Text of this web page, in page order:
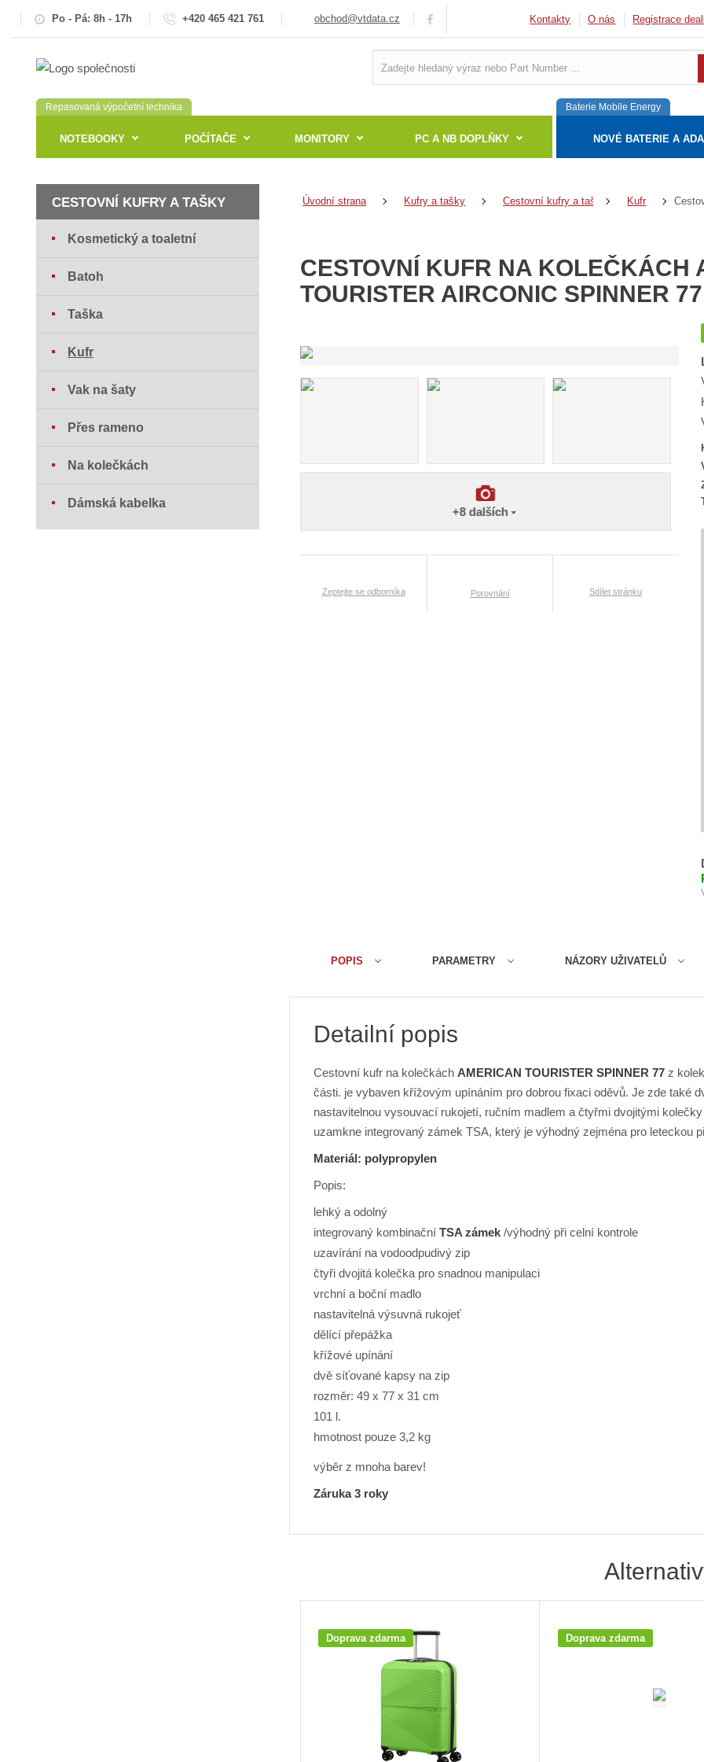
Po - Pá: 8h - 17h +420 465 421 761 obchod@vtdata.cz Kontakty O nás Registrace
Repasovaná výpočetní technika
NOTEBOOKY POČÍTAČE MONITORY PC A NB DOPLŇKY
Baterie Mobile Energy
NOVÉ BATERIE A
Úvodní strana Kufry a tašky Cestovní kufry a tašky Kufr
CESTOVNÍ KUFR NA KOLEČKÁCH
TOURISTER AIRCONIC SPINNER 77
+8 dalších
Zeptejte se odborníka Porovnání Sdílet stránku
POPIS PARAMETRY NÁZORY UŽIVATELŮ
Detailní popis
Cestovní kufr na kolečkách AMERICAN TOURISTER SPINNER 77z
části. je vybaven křížovým upínáním pro dobrou fixaci oděvů. Je zde také
nastavitelnou vysouvací rukojetí, ručním madlem a čtyřmi dvojitými
uzamkne integrovaný zámek TSA, který je výhodný zejména pro leteckou
Materiál: polypropylen
Popis:
lehký a odolný
integrovaný kombinačníTSA zámek/výhodný při celní kontrole
uzavírání na vodoodpudivý zip
čtyři dvojitá kolečka pro snadnou manipulaci
vrchní a boční madlo
nastavitelná výsuvná rukojeť
dělící přepážka
křížové upínání
dvě síťované kapsy na zip
rozměr: 49 x 77 x 31 cm
101 l.
hmotnost pouze 3,2 kg
výběr z mnoha barev!
Záruka 3 roky
Doprava zdarma Doprava zdarma
CESTOVNÍ KUFRY A TAŠKY
Kosmetický a toaletní
Batoh
Taška
Kufr
Vak na šaty
Přes rameno
Na kolečkách
Dámská kabelka